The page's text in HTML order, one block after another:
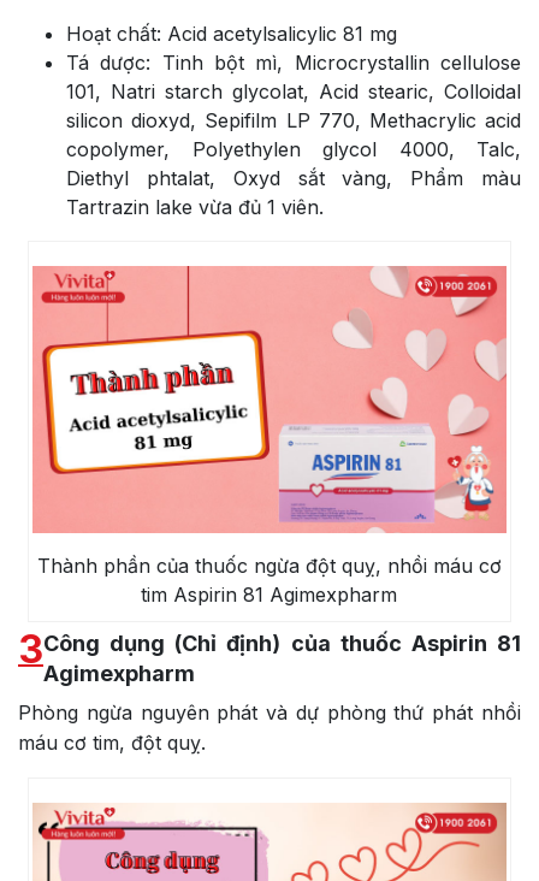
Hoạt chất: Acid acetylsalicylic 81 mg
Tá dược: Tinh bột mì, Microcrystallin cellulose
101, Natri starch glycolat, Acid stearic, Colloidal
silicon dioxyd, Sepifilm LP 770, Methacrylic acid
copolymer, Polyethylen glycol 4000, Talc,
Diethyl phtalat, Oxyd sắt vàng, Phẩm màu
Tartrazin lake vừa đủ 1 viên.
Thành phần của thuốc ngừa đột quỵ, nhồi máu cơ
tim Aspirin 81 Agimexpharm
3Công dụng (Chỉ định) của thuốc Aspirin 81
Agimexpharm
Phòng ngừa nguyên phát và dự phòng thứ phát nhồi
máu cơ tim, đột quỵ.